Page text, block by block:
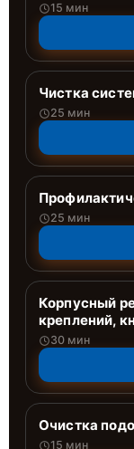
15 мин
Чистка
25 мин
25 мин
Корпусный
креплений,
30 мин
Очистка
15 мин